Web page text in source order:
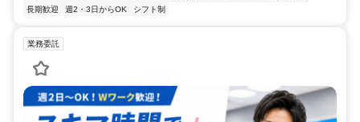
長期歓迎
週2・3日からOK シフト制
業務委託